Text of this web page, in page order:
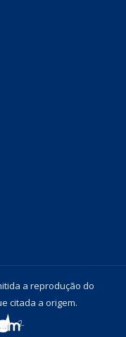
a reprodução do
citada a origem.